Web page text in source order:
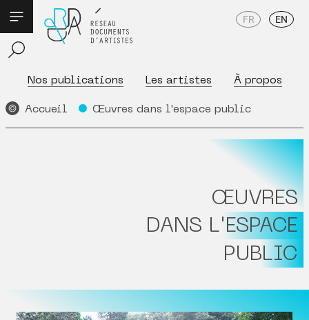
Nos publications Les artistes À propos
FR EN
Accueil Œuvres dans l'espace public
ŒUVRES
DANS L'ESPACE
PUBLIC